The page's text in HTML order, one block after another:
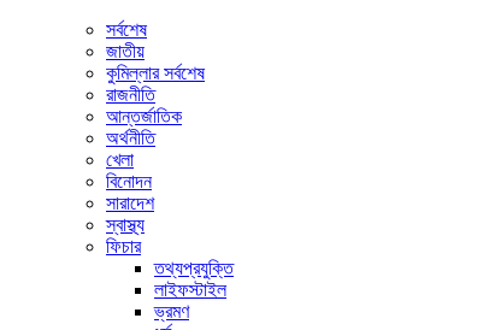
সর্বশেষ
জাতীয়
কুমিল্লার সর্বশেষ
রাজনীতি
আন্তর্জাতিক
অর্থনীতি
খেলা
বিনোদন
সারাদেশ
স্বাস্থ্য
ফিচার
তথ্যপ্রযুক্তি
লাইফস্টাইল
ভ্রমণ